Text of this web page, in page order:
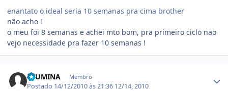
enantato o ideal seria 10 semanas pra cima brother
não acho !
o meu foi 8 semanas e achei mto bom, pra primeiro ciclo nao
vejo necessidade pra fazer 10 semanas !
TEUMINA Membro
Postado 14/12/2010 às 21:36 12/14, 2010